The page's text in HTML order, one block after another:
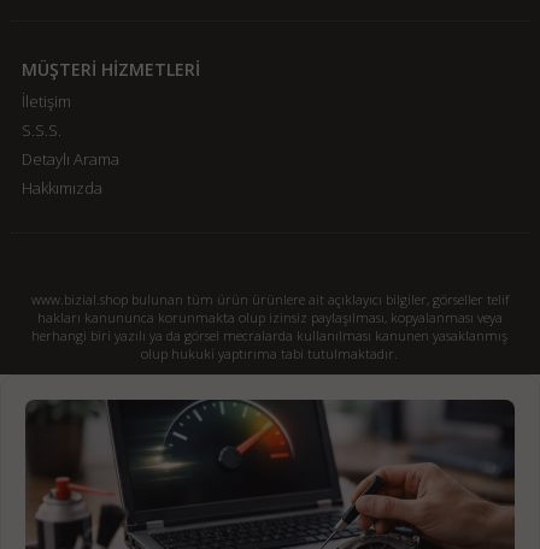
MÜŞTERİ HİZMETLERİ
İletişim
S.S.S.
Detaylı Arama
Hakkımızda
www.bizial.shop bulunan tüm ürün ürünlere ait açıklayıcı bilgiler, görseller telif
hakları kanununca korunmakta olup izinsiz paylaşılması, kopyalanması veya
herhangi biri yazılı ya da görsel mecralarda kullanılması kanunen yasaklanmış
olup hukuki yaptırıma tabi tutulmaktadır.